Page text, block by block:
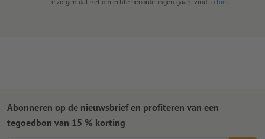
Abonneren op de nieuwsbrief en profiteren van een
tegoedbon van 15 % korting